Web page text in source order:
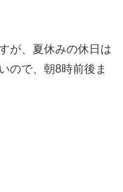
が、夏休みの休日は
ので、朝8時前後ま